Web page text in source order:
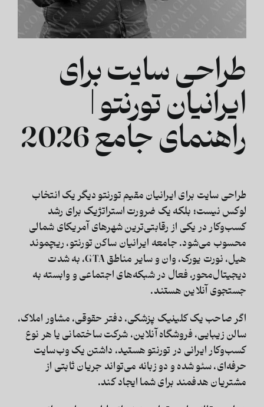
طراحی سایت برای
ایرانیان تورنتو |
راهنمای جامع 2026
طراحی سایت برای ایرانیان مقیم تورنتو دیگر یک انتخاب
لوکس نیست؛ بلکه یک ضرورت استراتژیک برای رشد
کسب‌وکار در یکی از رقابتی‌ترین شهرهای آمریکای شمالی
محسوب می‌شود. جامعه ایرانیان ساکن تورنتو، ریچموند
هیل، نورت یورک، وان و سایر مناطق GTA، به شدت
دیجیتال‌محور، فعال در شبکه‌های اجتماعی و وابسته به
جستجوی آنلاین هستند.
اگر صاحب یک کلینیک پزشکی، دفتر حقوقی، مشاور املاک،
سالن زیبایی، فروشگاه آنلاین، شرکت ساختمانی یا هر نوع
کسب‌وکار ایرانی در تورنتو هستید، داشتن یک وب‌سایت
حرفه‌ای، سئو شده و دو زبانه می‌تواند جریان ثابتی از
مشتریان هدفمند برای شما ایجاد کند.